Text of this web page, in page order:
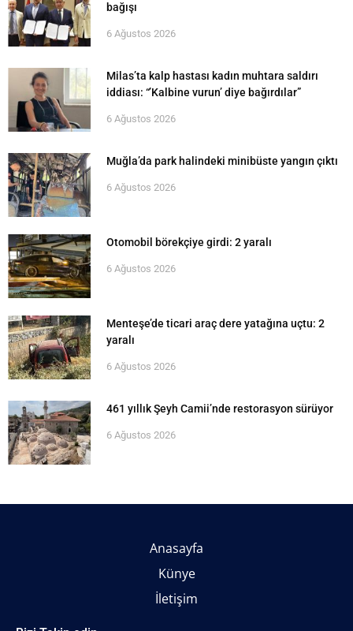
bağışı
6 Ağustos 2026
Milas’ta kalp hastası kadın muhtara saldırı
iddiası: “’Kalbine vurun’ diye bağırdılar”
6 Ağustos 2026
Muğla’da park halindeki minibüste yangın çıktı
6 Ağustos 2026
Otomobil börekçiye girdi: 2 yaralı
6 Ağustos 2026
Menteşe’de ticari araç dere yatağına uçtu: 2
yaralı
6 Ağustos 2026
461 yıllık Şeyh Camii’nde restorasyon sürüyor
6 Ağustos 2026
Anasayfa
Künye
İletişim